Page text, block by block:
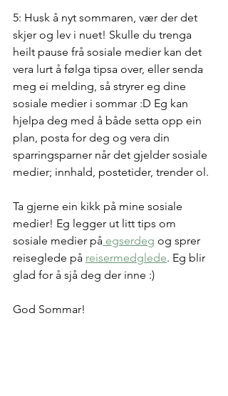
5: Husk å nyt sommaren, vær der det
skjer og lev i nuet! Skulle du trenga
heilt pause frå sosiale medier kan det
vera lurt å følga tipsa over, eller senda
meg ei melding, så stryrer eg dine
sosiale medier i sommar :D Eg kan
hjelpa deg med å både setta opp ein
plan, posta for deg og vera din
sparringsparner når det gjelder sosiale
medier; innhald, postetider, trender ol.
Ta gjerne ein kikk på mine sosiale
medier! Eg legger ut litt tips om
sosiale medier på egserdeg og sprer
reiseglede på reisermedglede. Eg blir
glad for å sjå deg der inne :)
God Sommar!